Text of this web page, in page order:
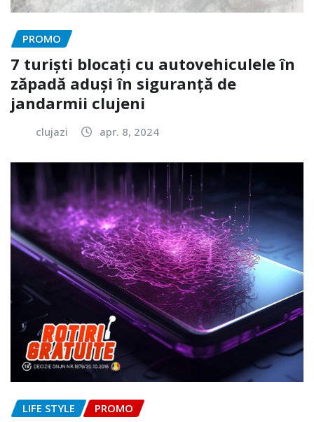
PROMO
7 turiști blocați cu autovehiculele în
zăpadă aduși în siguranță de
jandarmii clujeni
clujazi apr. 8, 2024
LIFE STYLE PROMO